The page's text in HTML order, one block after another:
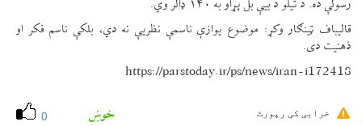
رسولې ده. د تیلو د بیې بل پړاو به ۱۴۰ ډالر وي.
قالیباف ټینګار وکړ: موضوع یوازې ناسمې نظریې نه دي، بلکې ناسم فکر او
ذهنیت دی.
https://parstoday.ir/ps/news/iran-i172418
0 خوښ خرابی کی رپورٹ